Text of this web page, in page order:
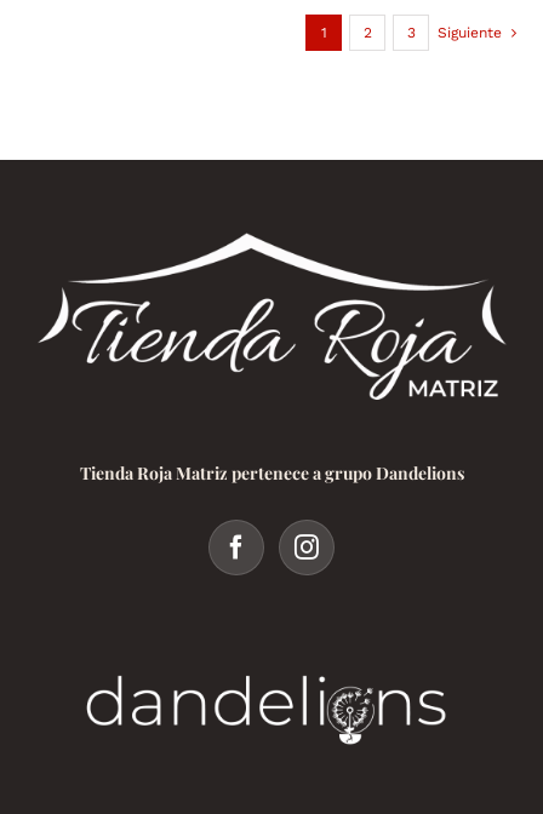
1 2 3 Siguiente
Tienda Roja Matriz pertenece a grupo Dandelions